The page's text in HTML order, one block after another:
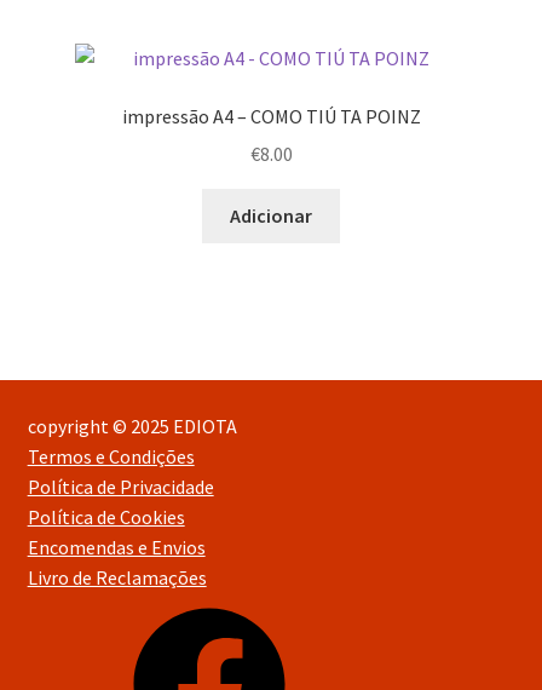
impressão A4 – COMO TIÚ TA POINZ
€8.00
Adicionar
copyright © 2025 EDIOTA
Termos e Condições
Política de Privacidade
Política de Cookies
Encomendas e Envios
Livro de Reclamações